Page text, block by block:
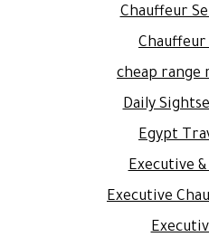
Chauffeur
Chauffeur
cheap range
Daily
Egypt
Executive
Executive